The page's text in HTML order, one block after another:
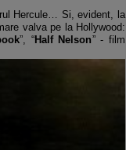
Hercule… Si, evident, la
valva pe la Hollywood:
”, “Half Nelson” - film